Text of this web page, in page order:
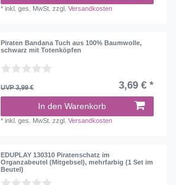
*inkl. ges. MwSt. zzgl.Versandkosten
Piraten Bandana Tuch aus 100% Baumwolle,
schwarz mit Totenköpfen
UVP 3,99 € 3,69 € *
In den Warenkorb
*inkl. ges. MwSt. zzgl.Versandkosten
EDUPLAY 130310 Piratenschatz im
Organzabeutel (Mitgebsel), mehrfarbig (1 Set im
Beutel)